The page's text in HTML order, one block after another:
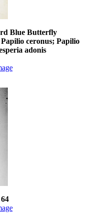
Blue Butterfly
ceronus; Papilio
adonis